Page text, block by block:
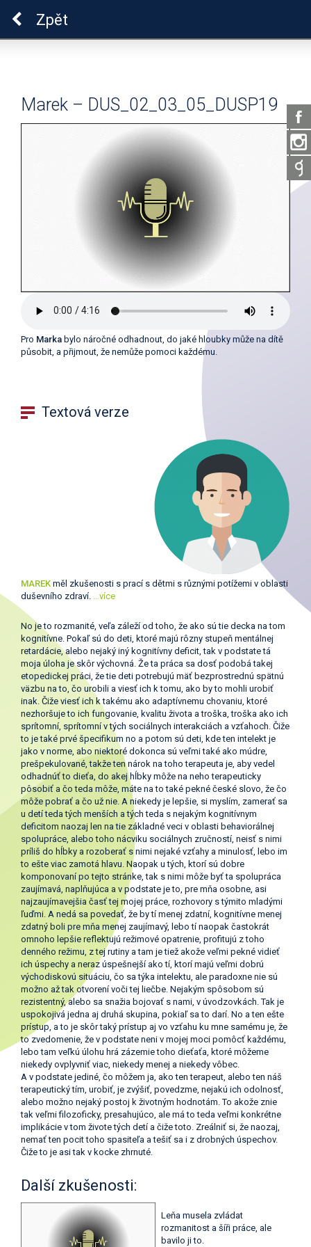
Zpět
Marek – DUS_02_03_05_DUSP19
Pro Marka bylo náročné odhadnout, do jaké hloubky může na dítě
působit, a přijmout, že nemůže pomoci každému.
Textová verze
MAREK měl zkušenosti s prací s dětmi s různými potížemi v oblasti
duševního zdraví.
…více
No je to rozmanité, veľa záleží od toho, že ako sú tie decka na tom
kognitívne. Pokaľ sú do deti, ktoré majú rôzny stupeň mentálnej
retardácie, alebo nejaký iný kognitívny deficit, tak v podstate tá
moja úloha je skôr výchovná. Že ta práca sa dosť podobá takej
etopedickej práci, že tie deti potrebujú mäť bezprostrednú spätnú
väzbu na to, čo urobili a viesť ich k tomu, ako by to mohli urobiť
inak. Čiže viesť ich k takému ako adaptívnemu chovaniu, ktoré
nezhoršuje to ich fungovanie, kvalitu života a troška, troška ako ich
sprítomní, sprítomní v tých sociálnych interakciách a vzťahoch. Čiže
to je také prvé špecifikum no a potom sú deti, kde ten intelekt je
jako v norme, abo niektoré dokonca sú veľmi také ako múdre,
prešpekulované, takže ten nárok na toho terapeuta je, aby vedel
odhadnúť to dieťa, do akej hĺbky môže na neho terapeuticky
pôsobiť a čo teda môže, máte na to také pekné české slovo, že čo
môže pobrať a čo už nie. A niekedy je lepšie, si myslím, zamerať sa
u detí teda tých menších a tých teda s nejakým kognitívnym
deficitom naozaj len na tie základné veci v oblasti behaviorálnej
spolupráce, alebo toho nácviku sociálnych zručností, neisť s nimi
príliš do hĺbky a rozoberať s nimi nejaké vzťahy a minulosť, lebo im
to ešte viac zamotá hlavu. Naopak u tých, ktorí sú dobre
komponovaní po tejto stránke, tak s nimi môže byť ta spolupráca
zaujímavá, naplňujúca a v podstate je to, pre mňa osobne, asi
najzaujímavejšia časť tej mojej práce, rozhovory s týmito mladými
ľuďmi. A nedá sa povedať, že by tí menej zdatní, kognitívne menej
zdatný boli pre mňa menej zaujímavý, lebo tí naopak častokrát
omnoho lepšie reflektujú režimové opatrenie, profitujú z toho
denného režimu, z tej rutiny a tam je tiež akože veľmi pekné vidieť
ich úspechy a neraz úspešnejší ako tí, ktorí majú veľmi dobrú
východiskovú situáciu, čo sa týka intelektu, ale paradoxne nie sú
možno až tak otvorení voči tej liečbe. Nejakým spôsobom sú
rezistentný, alebo sa snažia bojovať s nami, v úvodzovkách. Tak je
uspokojivá jedna aj druhá skupina, pokiaľ sa to darí. No a ten ešte
prístup, a to je skôr taký prístup aj vo vzťahu ku mne samému je, že
to zvedomenie, že v podstate neni v mojej moci pomôcť každému,
lebo tam veľkú úlohu hrá zázemie toho dieťaťa, ktoré môžeme
niekedy ovplyvniť viac, niekedy menej a niekedy vôbec.
A v podstate jediné, čo môžem ja, ako ten terapeut, alebo ten náš
terapeutický tím, urobiť, je zvýšiť, povedzme, nejakú ich odolnosť,
alebo možno nejaký postoj k životným hodnotám. To akože znie
tak veľmi filozoficky, presahujúco, ale má to teda veľmi konkrétne
implikácie v tom živote tých detí a čiže toto. Zreálniť si, že naozaj,
nemať ten pocit toho spasiteľa a tešiť sa i z drobných úspechov.
Čiže to je asi tak v kocke zhrnuté.
Další zkušenosti:
Leňa musela zvládat
rozmanitost a šíři práce, ale
bavilo ji to.